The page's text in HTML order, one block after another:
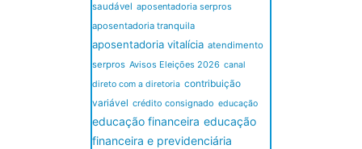
saudável aposentadoria serpros
aposentadoria tranquila
aposentadoria vitalícia atendimento
serpros Avisos Eleições 2026 canal
direto com a diretoria contribuição
variável crédito consignado educação
educação financeira educação
financeira e previdenciária